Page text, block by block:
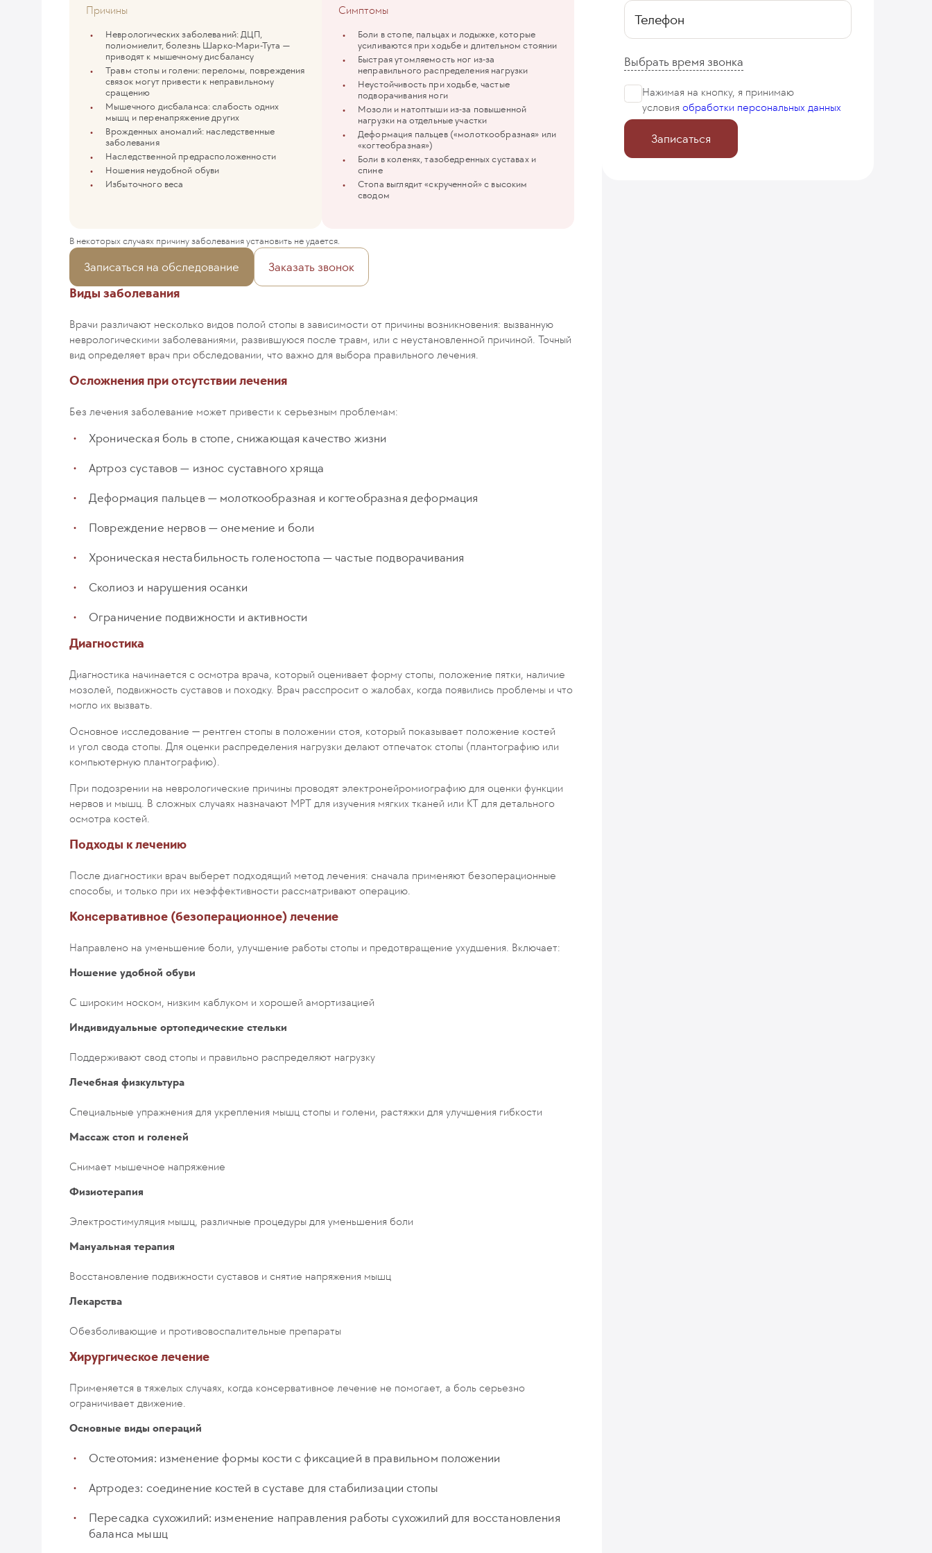
Причины
Неврологических заболеваний: ДЦП,
полиомиелит, болезнь Шарко-Мари-Тута —
приводят к мышечному дисбалансу
Травм стопы и голени: переломы, повреждения
связок могут привести к неправильному
сращению
Мышечного дисбаланса: слабость одних
мышц и перенапряжение других
Врожденных аномалий: наследственные
заболевания
Наследственной предрасположенности
Ношения неудобной обуви
Избыточного веса
Симптомы
Боли в стопе, пальцах и лодыжке, которые
усиливаются при ходьбе и длительном стоянии
Быстрая утомляемость ног из-за
неправильного распределения нагрузки
Неустойчивость при ходьбе, частые
подворачивания ноги
Мозоли и натоптыши из-за повышенной
нагрузки на отдельные участки
Деформация пальцев («молоткообразная» или
«когтеобразная»)
Боли в коленях, тазобедренных суставах и
спине
Стопа выглядит «скрученной» с высоким
сводом
В некоторых случаях причину заболевания установить не удается.
Записаться на обследование
Заказать звонок
Виды заболевания
Врачи различают несколько видов полой стопы в зависимости от причины возникновения: вызванную
неврологическими заболеваниями, развившуюся после травм, или с неустановленной причиной. Точный
вид определяет врач при обследовании, что важно для выбора правильного лечения.
Осложнения при отсутствии лечения
Без лечения заболевание может привести к серьезным проблемам:
Хроническая боль в стопе, снижающая качество жизни
Артроз суставов — износ суставного хряща
Деформация пальцев — молоткообразная и когтеобразная деформация
Повреждение нервов — онемение и боли
Хроническая нестабильность голеностопа — частые подворачивания
Сколиоз и нарушения осанки
Ограничение подвижности и активности
Диагностика
Диагностика начинается с осмотра врача, который оценивает форму стопы, положение пятки, наличие
мозолей, подвижность суставов и походку. Врач расспросит о жалобах, когда появились проблемы и что
могло их вызвать.
Основное исследование — рентген стопы в положении стоя, который показывает положение костей
и угол свода стопы. Для оценки распределения нагрузки делают отпечаток стопы (плантографию или
компьютерную плантографию).
При подозрении на неврологические причины проводят электронейромиографию для оценки функции
нервов и мышц. В сложных случаях назначают МРТ для изучения мягких тканей или КТ для детального
осмотра костей.
Подходы к лечению
После диагностики врач выберет подходящий метод лечения: сначала применяют безоперационные
способы, и только при их неэффективности рассматривают операцию.
Консервативное (безоперационное) лечение
Направлено на уменьшение боли, улучшение работы стопы и предотвращение ухудшения. Включает:
Ношение удобной обуви
С широким носком, низким каблуком и хорошей амортизацией
Индивидуальные ортопедические стельки
Поддерживают свод стопы и правильно распределяют нагрузку
Лечебная физкультура
Специальные упражнения для укрепления мышц стопы и голени, растяжки для улучшения гибкости
Массаж стоп и голеней
Снимает мышечное напряжение
Физиотерапия
Электростимуляция мышц, различные процедуры для уменьшения боли
Мануальная терапия
Восстановление подвижности суставов и снятие напряжения мышц
Лекарства
Обезболивающие и противовоспалительные препараты
Хирургическое лечение
Применяется в тяжелых случаях, когда консервативное лечение не помогает, а боль серьезно
ограничивает движение.
Основные виды операций
Остеотомия: изменение формы кости с фиксацией в правильном положении
Артродез: соединение костей в суставе для стабилизации стопы
Пересадка сухожилий: изменение направления работы сухожилий для восстановления
баланса мышц
Телефон
Выбрать время звонка
Нажимая на кнопку, я принимаю
условия обработки персональных данных
Записаться